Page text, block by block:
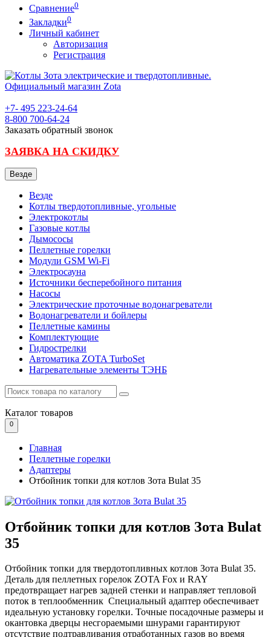
Сравнение0
Закладки0
Личный кабинет
Авторизация
Регистрация
+7- 495 223-24-64
8-800 700-64-24
Заказать обратный звонок
ЗАЯВКА НА СКИДКУ
Везде
Везде
Котлы твердотопливные, угольные
Электрокотлы
Газовые котлы
Дымососы
Пеллетные горелки
Модули GSM Wi-Fi
Электросауна
Источники бесперебойного питания
Насосы
Электрические проточные водонагреватели
Водонагреватели и бойлеры
Пеллетные камины
Комплектующие
Гидрострелки
Автоматика ZOTA TurboSet
Нагревательные элементы ТЭНБ
Каталог товаров
0
Главная
Пеллетные горелки
Адаптеры
Отбойник топки для котлов Зота Bulat 35
Отбойник топки для котлов Зота Bulat
35
Отбойник топки для твердотопливных котлов Зота Bulat 35.
Деталь для пеллетных горелок ZOTA Fox и RAY
предотвращает нагрев задней стенки и направляет тепловой
поток в теплообменник Специальный адаптер обеспечивает
идеальную установку горелки. Точные посадочные размеры и
окантовка дверцы несгораемыми шнурами гарантируют
отсутствие подтравливания отработанных газов во время